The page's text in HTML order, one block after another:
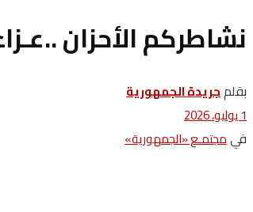
نشاطركم الأحزان
بقلمجريدة الجمهورية
1 يوليو، 2026
فيمجتمـع «الجمهورية»